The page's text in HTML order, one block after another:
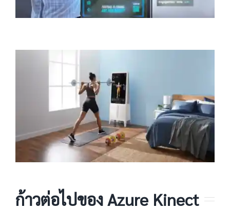
ก้าวต่อไปของ Azure Kinect